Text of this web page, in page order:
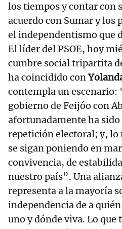
los tiempos y contar con
acuerdo con Sumar y los
el independentismo que
El líder del PSOE, hoy
cumbre social tripartita
ha coincidido con
contempla un escenario:
gobierno de Feijóo con
afortunadamente ha
repetición electoral; y, lo
se sigan poniendo en
convivencia, de
nuestro país”. Una
representa a la mayoría
independencia de a
uno y dónde viva. Lo